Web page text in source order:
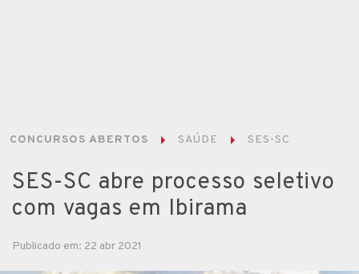
CONCURSOS ABERTOS SAÚDE SES-SC
SES-SC abre processo seletivo
com vagas em Ibirama
Publicado em: 22 abr 2021